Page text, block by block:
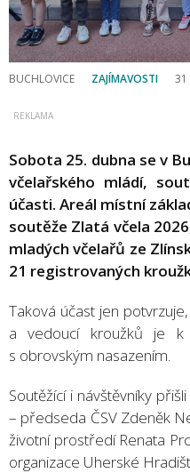
BUCHLOVICE ZAJÍMAVOSTI 31
Sobota 25. dubna se v
včelařského mládí,
účasti. Areál místní
soutěže Zlatá včela
mladých včelařů ze
21 registrovaných
Taková účast jen
a vedoucí kroužků je k
s obrovským nasazením.
Soutěžící i návštěvníky
– předseda ČSV Zdeněk
životní prostředí Renata
organizace Uherské